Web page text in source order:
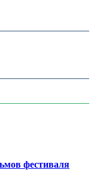
фестиваля